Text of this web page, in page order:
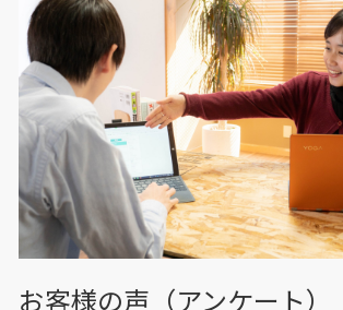
お客様の声（アンケート）